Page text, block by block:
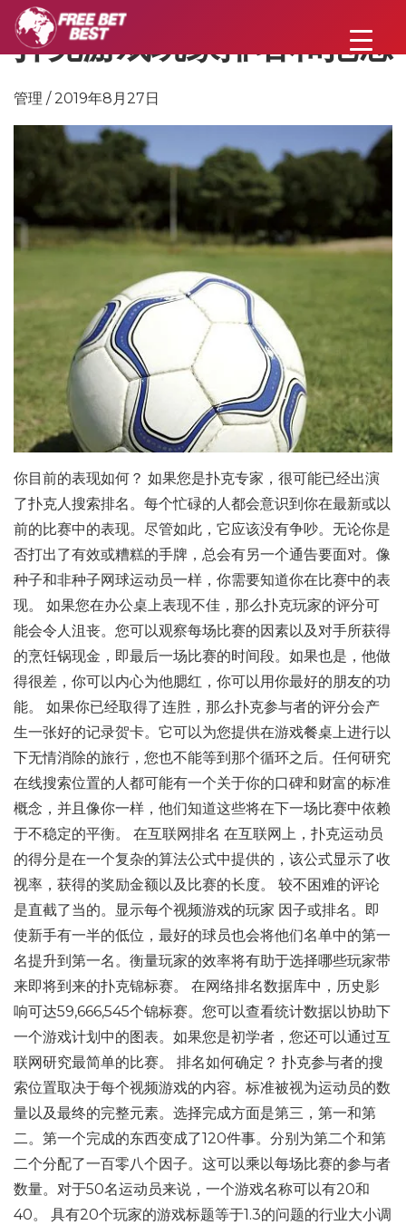
扑克游戏玩家排名和抱怨
管理 / 2019年8月27日
你目前的表现如何？ 如果您是扑克专家，很可能已经出演
了扑克人搜索排名。每个忙碌的人都会意识到你在最新或以
前的比赛中的表现。尽管如此，它应该没有争吵。无论你是
否打出了有效或糟糕的手牌，总会有另一个通告要面对。像
种子和非种子网球运动员一样，你需要知道你在比赛中的表
现。 如果您在办公桌上表现不佳，那么扑克玩家的评分可
能会令人沮丧。您可以观察每场比赛的因素以及对手所获得
的烹饪锅现金，即最后一场比赛的时间段。如果也是，他做
得很差，你可以内心为他腮红，你可以用你最好的朋友的功
能。 如果你已经取得了连胜，那么扑克参与者的评分会产
生一张好的记录贺卡。它可以为您提供在游戏餐桌上进行以
下无情消除的旅行，您也不能等到那个循环之后。任何研究
在线搜索位置的人都可能有一个关于你的口碑和财富的标准
概念，并且像你一样，他们知道这些将在下一场比赛中依赖
于不稳定的平衡。 在互联网排名 在互联网上，扑克运动员
的得分是在一个复杂的算法公式中提供的，该公式显示了收
视率，获得的奖励金额以及比赛的长度。 较不困难的评论
是直截了当的。显示每个视频游戏的玩家 因子或排名。即
使新手有一半的低位，最好的球员也会将他们名单中的第一
名提升到第一名。衡量玩家的效率将有助于选择哪些玩家带
来即将到来的扑克锦标赛。 在网络排名数据库中，历史影
响可达59,666,545个锦标赛。您可以查看统计数据以协助下
一个游戏计划中的图表。如果您是初学者，您还可以通过互
联网研究最简单的比赛。 排名如何确定？ 扑克参与者的搜
索位置取决于每个视频游戏的内容。标准被视为运动员的数
量以及最终的完整元素。选择完成方面是第三，第一和第
二。第一个完成的东西变成了120件事。分别为第二个和第
二个分配了一百零八个因子。这可以乘以每场比赛的参与者
数量。对于50名运动员来说，一个游戏名称可以有20和
40。 具有20个玩家的游戏标题等于1.3的问题的行业大小调